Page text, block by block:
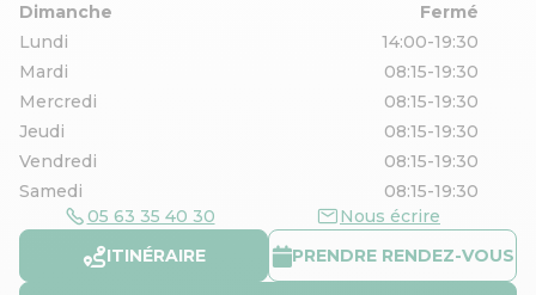
Dimanche
Fermé
Lundi
14:00-19:30
Mardi
08:15-19:30
Mercredi
08:15-19:30
Jeudi
08:15-19:30
Vendredi
08:15-19:30
Samedi
08:15-19:30
05 63 35 40 30
Nous écrire
ITINÉRAIRE
PRENDRE RENDEZ-VOUS